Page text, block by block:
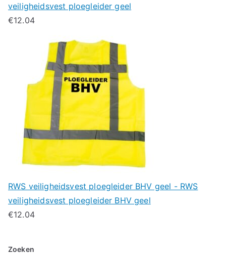
veiligheidsvest ploegleider geel
€12.04
RWS veiligheidsvest ploegleider BHV geel - RWS
veiligheidsvest ploegleider BHV geel
€12.04
Zoeken